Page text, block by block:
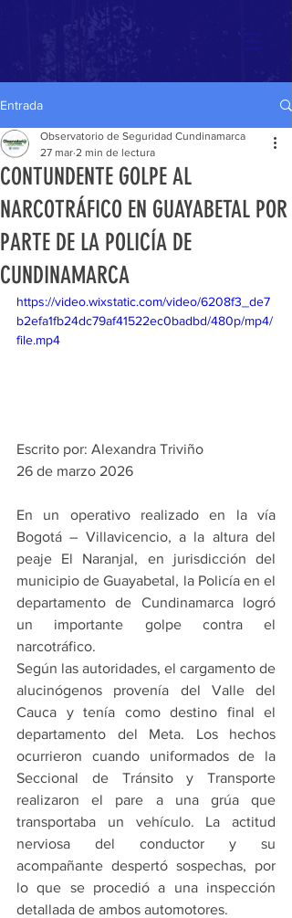
Entrada
CONTUNDENTE GOLPE AL
NARCOTRÁFICO EN GUAYABETAL POR
PARTE DE LA POLICÍA DE
CUNDINAMARCA
Observatorio de Seguridad Cundinamarca
27 mar 2 min de lectura
https://video.wixstatic.com/video/6208f3_de7
b2efa1fb24dc79af41522ec0badbd/480p/mp4/
file.mp4
Escrito por: Alexandra Triviño
26 de marzo 2026
En un operativo realizado en la vía
Bogotá – Villavicencio, a la altura del
peaje El Naranjal, en jurisdicción del
municipio de Guayabetal, la Policía en el
departamento de Cundinamarca logró
un importante golpe contra el
narcotráfico.
Según las autoridades, el cargamento de
alucinógenos provenía del Valle del
Cauca y tenía como destino final el
departamento del Meta. Los hechos
ocurrieron cuando uniformados de la
Seccional de Tránsito y Transporte
realizaron el pare a una grúa que
transportaba un vehículo. La actitud
nerviosa del conductor y su
acompañante despertó sospechas, por
lo que se procedió a una inspección
detallada de ambos automotores.